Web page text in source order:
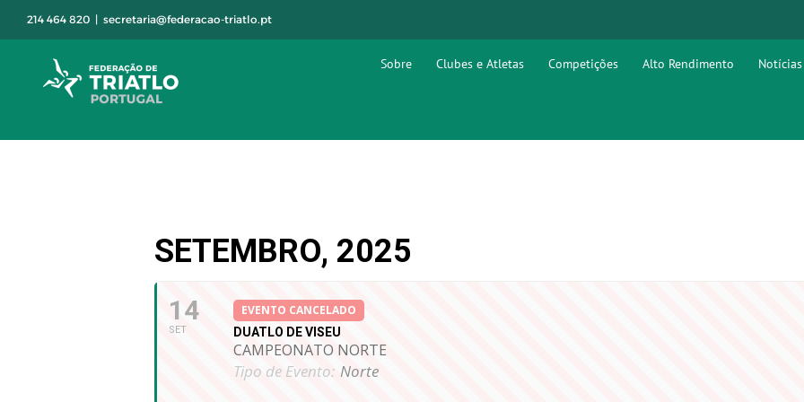
214 464 820 | secretaria@federacao-triatlo.pt
Sobre Clubes e Atletas Competições Alto Rendimento
SETEMBRO, 2025
14
SET
EVENTO CANCELADO
DUATLO DE VISEU
CAMPEONATO NORTE
Tipo de Evento: Norte